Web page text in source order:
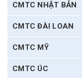
CMTC NHẬT BẢN
CMTC ĐÀI LOAN
CMTC MỸ
CMTC ÚC